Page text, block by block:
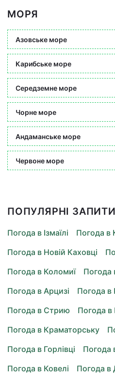
МОРЯ
Азовське море
Карибське море
Середземне море
Чорне море
Андаманське море
Червоне море
ПОПУЛЯРНІ ЗАПИТИ
Погода в Ізмаїлі
Погода в
Погода в Новій Каховці
Погода в Коломиї
Погода
Погода в Арцизі
Погода в
Погода в Стрию
Погода в
Погода в Краматорську
Погода в Горлівці
Погода
Погода в Ковелі
Погода в